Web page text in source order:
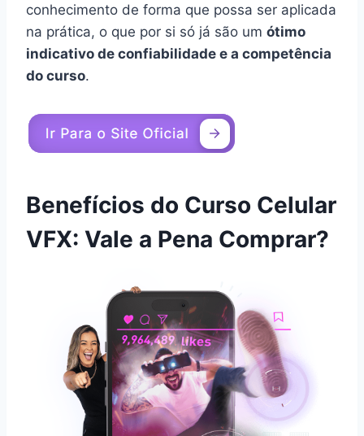
conhecimento de forma que possa ser aplicada
na prática, o que por si só já são um ótimo
indicativo de confiabilidade e a competência
do curso.
Benefícios do Curso Celular
VFX: Vale a Pena Comprar?